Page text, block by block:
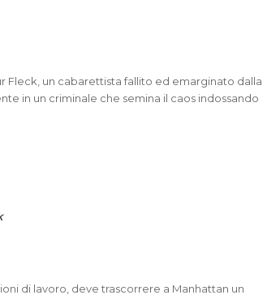
Fleck, un cabarettista fallito ed emarginato dalla
in un criminale che semina il caos indossando
di lavoro, deve trascorrere a Manhattan un